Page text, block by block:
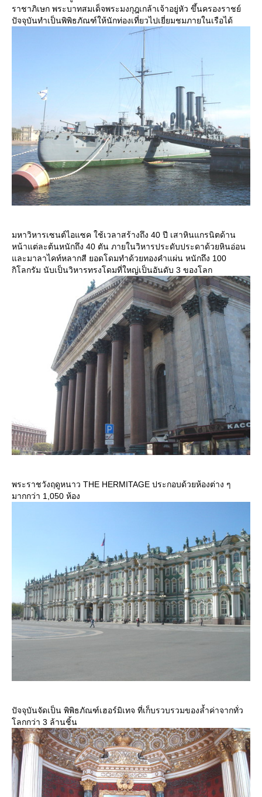
ราชาภิเษก พระบาทสมเด็จพระมงกุฎเกล้าเจ้าอยู่หัว ขึ้นครองราชย์
ปัจจุบันทำเป็นพิพิธภัณฑ์ให้นักท่องเที่ยวไปเยี่ยมชมภายในเรือได้
มหาวิหารเซนต์ไอแซค ใช้เวลาสร้างถึง 40 ปี เสาหินแกรนิตด้าน
หน้าแต่ละต้นหนักถึง 40 ตัน ภายในวิหารประดับประดาด้วยหินอ่อน
ละมาลาไคท์หลากสี ยอดโดมทำด้วยทองคำแผ่น หนักถึง 100
กิโลกรัม นับเป็นวิหารทรงโดมที่ใหญ่เป็นอันดับ 3 ของโลก
พระราชวังฤดูหนาว THE HERMITAGE ประกอบด้วยห้องต่าง ๆ
มากกว่า 1,050 ห้อง
ปัจจุบันจัดเป็น พิพิธภัณฑ์เฮอร์มิเทจ ที่เก็บรวบรวมของล้ำค่าจากทั่ว
ลกกว่า 3 ล้านชิ้น